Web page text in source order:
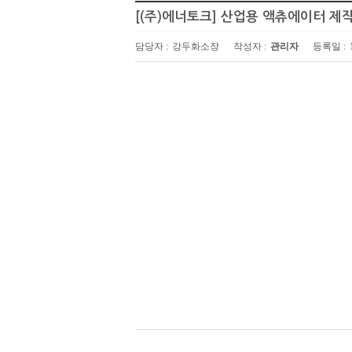
[(주)에너토크] 산업용 액츄에이터 제
담당자 : 강두화소장 작성자 : 관리자 등록일 :